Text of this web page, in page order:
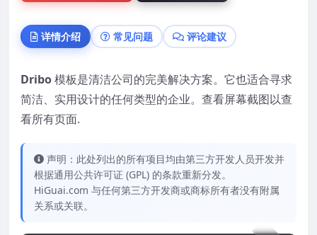
详情介绍 常见问题 评论建议
Dribo模板是清洁公司的完美解决方案。它也适合寻求
简洁、实用设计的任何类型的企业。查看屏幕截图以查
看所有页面.
声明：此处列出的所有项目均由第三方开发人员开发并
根据通用公共许可证 (GPL) 的条款重新分发。
HiGuai.com 与任何第三方开发商或商标所有者没有附属
关系或关联。